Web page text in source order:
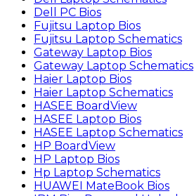
Dell PC Bios
Fujitsu Laptop Bios
Fujitsu Laptop Schematics
Gateway Laptop Bios
Gateway Laptop Schematics
Haier Laptop Bios
Haier Laptop Schematics
HASEE BoardView
HASEE Laptop Bios
HASEE Laptop Schematics
HP BoardView
HP Laptop Bios
Hp Laptop Schematics
HUAWEI MateBook Bios